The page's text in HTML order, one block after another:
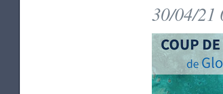
30/04/21